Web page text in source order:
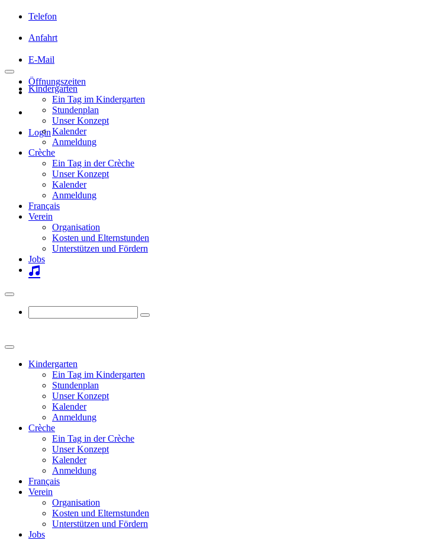
Telefon
Anfahrt
E-Mail
Öffnungszeiten
Login
Kindergarten
Ein Tag im Kindergarten
Stundenplan
Unser Konzept
Kalender
Anmeldung
Crèche
Ein Tag in der Crèche
Unser Konzept
Kalender
Anmeldung
Français
Verein
Organisation
Kosten und Elternstunden
Unterstützen und Fördern
Jobs
Kindergarten
Ein Tag im Kindergarten
Stundenplan
Unser Konzept
Kalender
Anmeldung
Crèche
Ein Tag in der Crèche
Unser Konzept
Kalender
Anmeldung
Français
Verein
Organisation
Kosten und Elternstunden
Unterstützen und Fördern
Jobs